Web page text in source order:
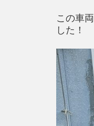
この車
した！